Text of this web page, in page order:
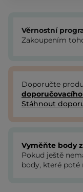
Věrnostní
Zakoupením
Doporučte
Stáhnout
Vyměňte body
Pokud ještě
body, které